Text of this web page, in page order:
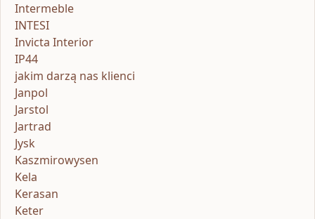
Intermeble
INTESI
Invicta Interior
IP44
jakim darzą nas klienci
Janpol
Jarstol
Jartrad
Jysk
Kaszmirowysen
Kela
Kerasan
Keter